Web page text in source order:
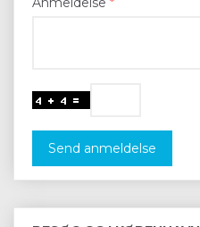
Send anmeldelse